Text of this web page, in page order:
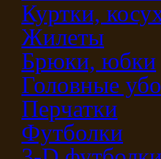
Куртки,
Жилеты
Брюки, юбки
Головные
Перчатки
Футболки